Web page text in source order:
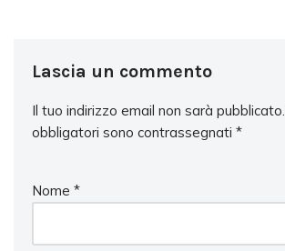
Lascia un commento
Il tuo indirizzo email non sarà pubblicato.
obbligatori sono contrassegnati *
Nome *